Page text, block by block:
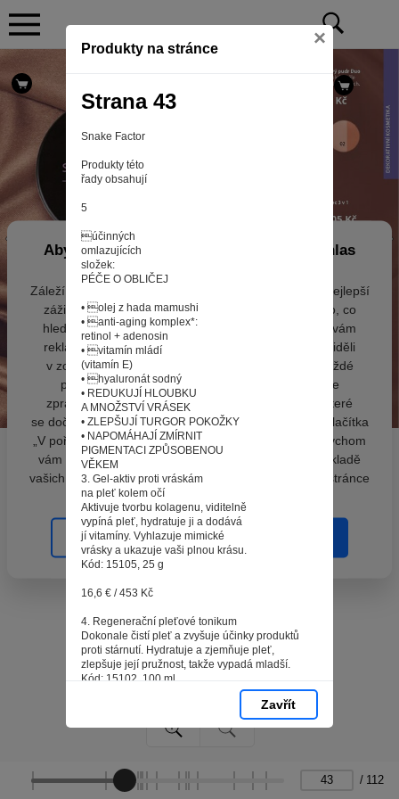
Produkty na stránce ×
Strana 43
Snake Factor
Produkty této
řady obsahují
5
účinných
omlazujících
složek:
PÉČE O OBLIČEJ
• olej z hada mamushi
• anti-aging komplex*:
retinol + adenosin
• vitamín mládí
(vitamín E)
• hyaluronát sodný
• REDUKUJÍ HLOUBKU
A MNOŽSTVÍ VRÁSEK
• ZLEPŠUJÍ TURGOR POKOŽKY
• NAPOMÁHAJÍ ZMÍRNIT
PIGMENTACI ZPŮSOBENOU
VĚKEM
3. Gel-aktiv proti vráskám
na pleť kolem očí
Aktivuje tvorbu kolagenu, viditelně
vypíná pleť, hydratuje ji a dodává
jí vitamíny. Vyhlazuje mimické
vrásky a ukazuje vaši plnou krásu.
Kód: 15105, 25 g
16,6 € / 453 Kč
4. Regenerační pleťové tonikum
Dokonale čistí pleť a zvyšuje účinky produktů
proti stárnutí. Hydratuje a zjemňuje pleť,
zlepšuje její pružnost, takže vypadá mladší.
Kód: 15102, 100 ml
Zavřít
/ 112
Aby web fungoval tak, jak ho znáte (souhlas
Záleží nám na tom, aby pro vás nakupování bylo co nejlepší
zážitkem. Abyste na našich stránkách rychle našli to, co
hledáte, ušetřili spoustu klikání a nezobrazovaly se vám
reklamy na věci, které vás nezajímají. Abyste web viděli
v zobrazení na které jste zvyklí a nemuseli se pokaždé
přihlašovat. Proto od vás potřebujeme souhlas se
zpracováním souborů cookies - malých souborů, které
se dočasně ukládají ve vašem prohlížeči. Stisknutím tlačítka
„V pořádku“ souhlasíte s nastavením cookies tak, abychom
vám poskytovali smysluplné a užitečné služby na základě
vašich údajů. Svůj souhlas můžete kdykoli změnit na stránce
zpracování osobních údajů.
Spravovat cookies